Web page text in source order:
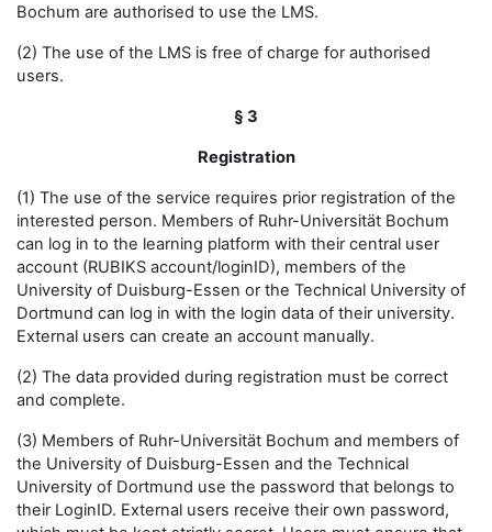
Bochum are authorised to use the LMS.
(2) The use of the LMS is free of charge for authorised
users.
§ 3
Registration
(1) The use of the service requires prior registration of the
interested person. Members of Ruhr-Universität Bochum
can log in to the learning platform with their central user
account (RUBIKS account/loginID), members of the
University of Duisburg-Essen or the Technical University of
Dortmund can log in with the login data of their university.
External users can create an account manually.
(2) The data provided during registration must be correct
and complete.
(3) Members of Ruhr-Universität Bochum and members of
the University of Duisburg-Essen and the Technical
University of Dortmund use the password that belongs to
their LoginID. External users receive their own password,